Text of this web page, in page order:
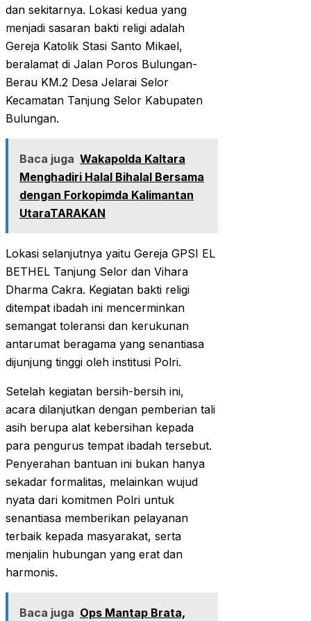
dan sekitarnya. Lokasi kedua yang
menjadi sasaran bakti religi adalah
Gereja Katolik Stasi Santo Mikael,
beralamat di Jalan Poros Bulungan-
Berau KM.2 Desa Jelarai Selor
Kecamatan Tanjung Selor Kabupaten
Bulungan.
Baca juga Wakapolda Kaltara
Menghadiri Halal Bihalal Bersama
dengan Forkopimda Kalimantan
UtaraTARAKAN
Lokasi selanjutnya yaitu Gereja GPSI EL
BETHEL Tanjung Selor dan Vihara
Dharma Cakra. Kegiatan bakti religi
ditempat ibadah ini mencerminkan
semangat toleransi dan kerukunan
antarumat beragama yang senantiasa
dijunjung tinggi oleh institusi Polri.
Setelah kegiatan bersih-bersih ini,
acara dilanjutkan dengan pemberian tali
asih berupa alat kebersihan kepada
para pengurus tempat ibadah tersebut.
Penyerahan bantuan ini bukan hanya
sekadar formalitas, melainkan wujud
nyata dari komitmen Polri untuk
senantiasa memberikan pelayanan
terbaik kepada masyarakat, serta
menjalin hubungan yang erat dan
harmonis.
Baca juga Ops Mantap Brata,